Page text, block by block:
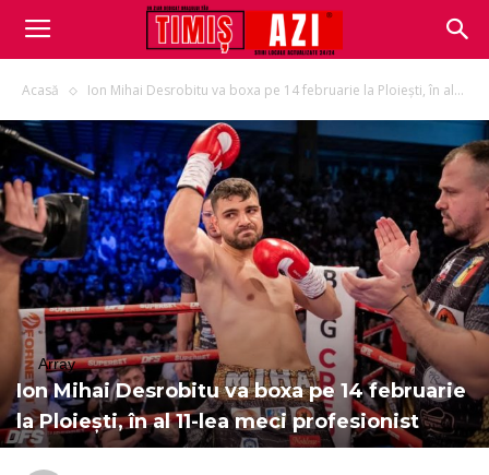
Acasă Ion Mihai Desrobitu va boxa pe 14 februarie la Ploiești, în al...
Array
Ion Mihai Desrobitu va boxa pe 14 februarie
la Ploiești, în al 11-lea meci profesionist